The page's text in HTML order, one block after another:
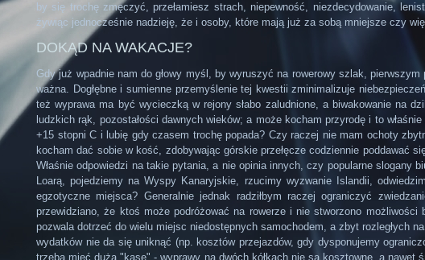
by się trochę zmęczyć, przełamiesz strach, niepewność, niezdecydowanie,
żywiąc jednocześnie nadzieję, że i osoby, które mają już za sobą mniejsze czy
DOKĄD NA WAKACJE?
Gdy już wpadnie nam do głowy myśl, by wyruszyć na rowerowy szlak,
ważna. Dogłębne i sumienne przemyślenie tej kwestii zminimalizuje
też wyprawa ma być wycieczką w rejony słabo zaludnione, a biwakowanie na
ludzkich rąk, pozostałości dawnych wieków; a może kocham przyrodę i to
+15 stopni C i lubię gdy czasem trochę popada? Czy raczej nie mam ochoty
kocham dać sobie w kość, zdobywając górskie przełęcze codziennie
Właśnie odpowiedzi na takie pytania, a nie opinia innych, czy popularne
Loarą, pojedziemy na Wyspy Kanaryjskie, rzucimy wyzwanie Islandii,
egzotyczne miejsca? Generalnie jednak radziłbym raczej ograniczyć
przewidziano, że ktoś może podróżować na rowerze i nie stworzono
pozwala dotrzeć do wielu miejsc niedostępnych samochodem, a zbyt rozległych
wydatków nie da się uniknąć (np. kosztów przejazdów, gdy dysponujemy
trzeba mieć dużą "kasę" - wyprawy na dwóch kółkach nie są kosztowne, a